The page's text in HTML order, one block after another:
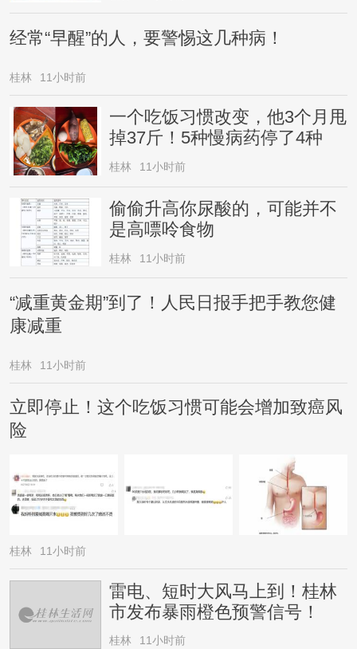
经常“早醒”的人，要警惕这几种病！
桂林 11小时前
一个吃饭习惯改变，他3个月甩
掉37斤！5种慢病药停了4种
桂林 11小时前
偷偷升高你尿酸的，可能并不
是高嘌呤食物
桂林 11小时前
“减重黄金期”到了！人民日报手把手教您健
康减重
桂林 11小时前
立即停止！这个吃饭习惯可能会增加致癌风
险
桂林 11小时前
雷电、短时大风马上到！桂林
市发布暴雨橙色预警信号！
桂林 11小时前